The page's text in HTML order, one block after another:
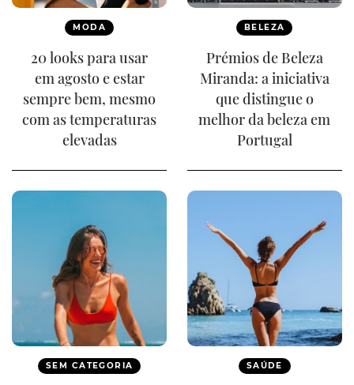
MODA
20 looks para usar
em agosto e estar
sempre bem, mesmo
com as temperaturas
elevadas
BELEZA
Prémios de Beleza
Miranda: a iniciativa
que distingue o
melhor da beleza em
Portugal
SEM CATEGORIA SAÚDE